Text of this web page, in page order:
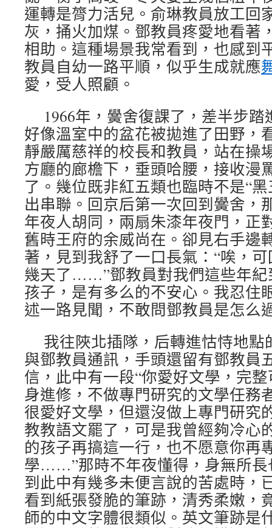
運轉是膂力活兒。俞琳教員放工回
灰，捅火加煤。鄧教員疼愛地看著
相助。這種場景我常看到，也感到
教員自幼一路平順，似乎生成就應
愛，受人照顧。
1966年，黌舍復課了，差半步
好像溫室中的盆花被拋進了田野，
靜嚴厲慈祥的校長和教員，站在操
方廳的廊檐下，垂頭哈腰，接收漫
了。幾位既非紅五類也臨時不是“
出串聯。回京后第一次回到黌舍，
年夜人胡同，兩扇朱漆年夜門，正
舊時王府的余威尚在。卻見右手邊
著，見到我舒了一口長氣：“唉，
幾天了……”鄧教員對我們這些年紀
孩子，是有多么的不安心。我忍住
述一路見聞，不敢問鄧教員是怎么
我往陜北插隊，后轉進怙恃地
與鄧教員通訊，手頭還留有鄧教員
信，此中有一段“你愛好文學，完
身進修，不做專門研究的文學任務
很愛好文學，但還沒做上專門研究
教教語文罷了，可是我曾經夠冷心
的孩子再搞這一行，也不愿意你再
學……”那時不年夜懂得，身無所長
到此中有幾多未便言說的苦處時，
看到紙張發脆的筆跡，清秀柔嫩，
師的中文字體很類似。英文筆跡是